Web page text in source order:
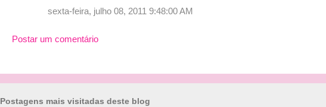
á
r
sexta-feira, julho 08, 2011 9:48:00 AM
Postar um comentário
Postagens mais visitadas deste blog